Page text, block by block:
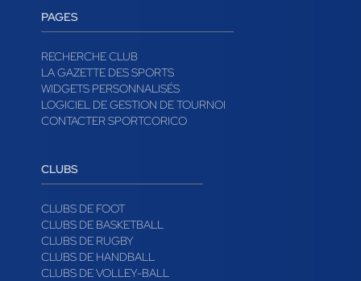
PAGES
RECHERCHE CLUB
LA GAZETTE DES SPORTS
WIDGETS PERSONNALISÉS
LOGICIEL DE GESTION DE TOURNOI
CONTACTER SPORTCORICO
CLUBS
CLUBS DE FOOT
CLUBS DE BASKETBALL
CLUBS DE RUGBY
CLUBS DE HANDBALL
CLUBS DE VOLLEY-BALL